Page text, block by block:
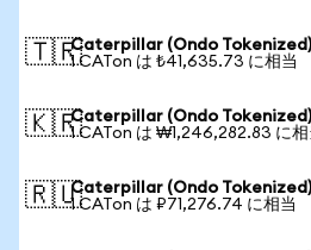
🇹🇷Caterpillar (Ondo Tokenized)
1 CATon は ₺41,635.73 に相当
🇰🇷Caterpillar (Ondo Tokenized)
1 CATon は ₩1,246,282.83 に相
🇷🇺Caterpillar (Ondo Tokenized)
1 CATon は ₽71,276.74 に相当